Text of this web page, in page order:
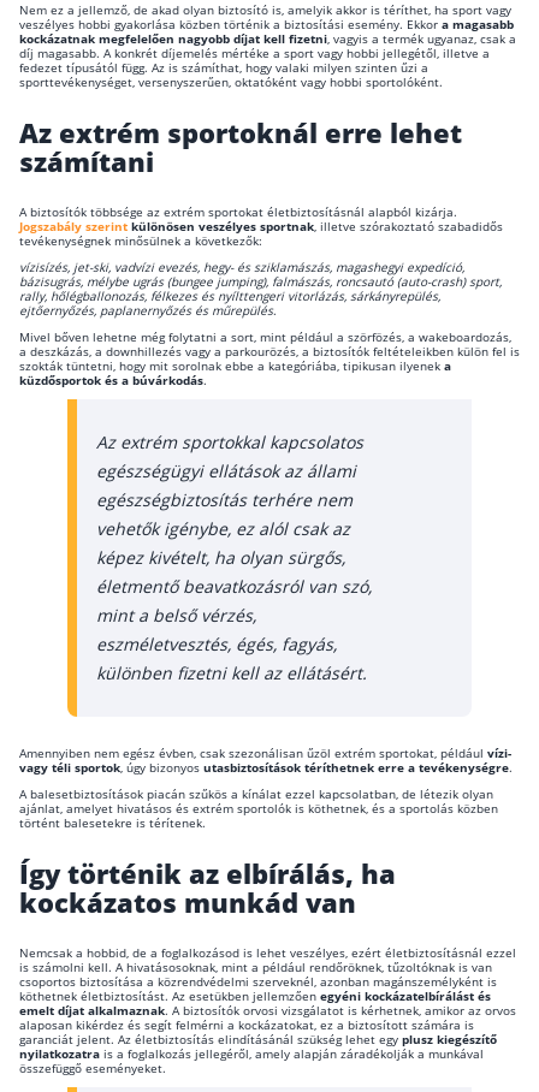
Blog
Rólunk
Kapcsolat
Legjobb befektetés
Részvény vásárlás
Befektetési alapok
ETF
Gyermek megtakarítás
Babakötvény kisokos 👶
Lakástakarék
Hitel
Vállalkozói hitel
Szabad felhasználású hitel
Lakáshitel
Hitelkiváltás
Babaváró hitel
Vagyonbiztosítások
Casco
Utasbiztosítás
Lakásbiztosítás: válaszok az 50 leggyakoribb
kérdésre
Minősített Fogyasztóbarát Otthonbiztosítás
Nem ez a jellemző, de akad olyan biztosító is, amelyik akkor is téríthet, ha sport vagy
veszélyes hobbi gyakorlása közben történik a biztosítási esemény. Ekkor a magasabb
kockázatnak megfelelően nagyobb díjat kell fizetni, vagyis a termék ugyanaz, csak a
díj magasabb. A konkrét díjemelés mértéke a sport vagy hobbi jellegétől, illetve a
fedezet típusától függ. Az is számíthat, hogy valaki milyen szinten űzi a
sporttevékenységet, versenyszerűen, oktatóként vagy hobbi sportolóként.
Az extrém sportoknál erre lehet
számítani
A biztosítók többsége az extrém sportokat életbiztosításnál alapból kizárja.
Jogszabály szerint különösen veszélyes sportnak, illetve szórakoztató szabadidős
tevékenységnek minősülnek a következők:
vízisízés, jet-ski, vadvízi evezés, hegy- és sziklamászás, magashegyi expedíció,
bázisugrás, mélybe ugrás (bungee jumping), falmászás, roncsautó (auto-crash) sport,
rally, hőlégballonozás, félkezes és nyílttengeri vitorlázás, sárkányrepülés,
ejtőernyőzés, paplanernyőzés és műrepülés.
Mivel bőven lehetne még folytatni a sort, mint például a szörfözés, a wakeboardozás,
a deszkázás, a downhillezés vagy a parkourözés, a biztosítók feltételeikben külön fel is
szokták tüntetni, hogy mit sorolnak ebbe a kategóriába, tipikusan ilyenek a
küzdősportok és a búvárkodás.
Az extrém sportokkal kapcsolatos
egészségügyi ellátások az állami
egészségbiztosítás terhére nem
vehetők igénybe, ez alól csak az
képez kivételt, ha olyan sürgős,
életmentő beavatkozásról van szó,
mint a belső vérzés,
eszméletvesztés, égés, fagyás,
különben fizetni kell az ellátásért.
Amennyiben nem egész évben, csak szezonálisan űzöl extrém sportokat, például vízi-
vagy téli sportok, úgy bizonyos utasbiztosítások téríthetnek erre a tevékenységre.
A balesetbiztosítások piacán szűkös a kínálat ezzel kapcsolatban, de létezik olyan
ajánlat, amelyet hivatásos és extrém sportolók is köthetnek, és a sportolás közben
történt balesetekre is térítenek.
Így történik az elbírálás, ha
kockázatos munkád van
Nemcsak a hobbid, de a foglalkozásod is lehet veszélyes, ezért életbiztosításnál ezzel
is számolni kell. A hivatásosoknak, mint a például rendőröknek, tűzoltóknak is van
csoportos biztosítása a közrendvédelmi szerveknél, azonban magánszemélyként is
köthetnek életbiztosítást. Az esetükben jellemzően egyéni kockázatelbírálást és
emelt díjat alkalmaznak. A biztosítók orvosi vizsgálatot is kérhetnek, amikor az orvos
alaposan kikérdez és segít felmérni a kockázatokat, ez a biztosított számára is
garanciát jelent. Az életbiztosítás elindításánál szükség lehet egy plusz kiegészítő
nyilatkozatra is a foglalkozás jellegéről, amely alapján záradékolják a munkával
összefüggő eseményeket.